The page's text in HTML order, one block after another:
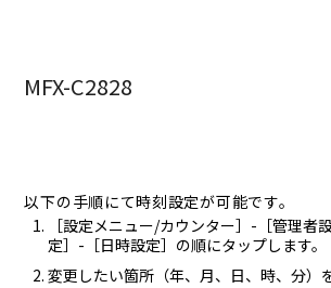
MFX-C2828
以下の手順にて時刻設定が可能です。
［設定メニュー/カウンター］-［管理者
定］-［日時設定］の順にタップします。
変更したい箇所（年、月、日、時、分）